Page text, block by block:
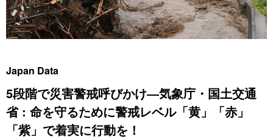
العربية
経済・ビジネス
社会
文化
トップ
In-depth
旅と暮らし
動画/Live
文化
スポーツ・東京2020
お知らせ
Japan Data
5段階で災害警戒呼びかけ―気象庁・国土交通
省 : 命を守るために警戒レベル「黄」「赤」
「紫」で着実に行動を！